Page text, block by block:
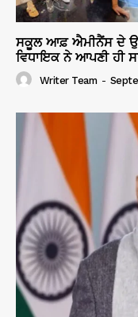
ਸਕੂਲ ਆਫ਼ ਐਮੀਨੈਂਸ ਦੇ
ਵਿਧਾਇਕ ਨੇ ਆਪਣੀ ਹੀ
Writer Team -